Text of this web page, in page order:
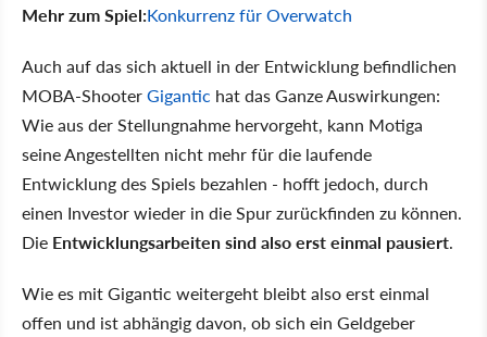
Mehr zum Spiel:Konkurrenz für Overwatch
Auch auf das sich aktuell in der Entwicklung befindlichen
MOBA-ShooterGigantic hat das Ganze Auswirkungen:
Wie aus der Stellungnahme hervorgeht, kann Motiga
seine Angestellten nicht mehr für die laufende
Entwicklung des Spiels bezahlen - hofft jedoch, durch
einen Investor wieder in die Spur zurückfinden zu können.
Die Entwicklungsarbeiten sind also erst einmal pausiert.
Wie es mit Gigantic weitergeht bleibt also erst einmal
offen und ist abhängig davon, ob sich ein Geldgeber